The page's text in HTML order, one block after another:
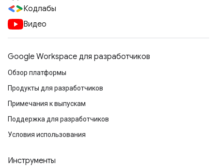
Кодлабы
Видео
Google Workspace для разработчиков
Обзор платформы
Продукты для разработчиков
Примечания к выпускам
Поддержка для разработчиков
Условия использования
Инструменты